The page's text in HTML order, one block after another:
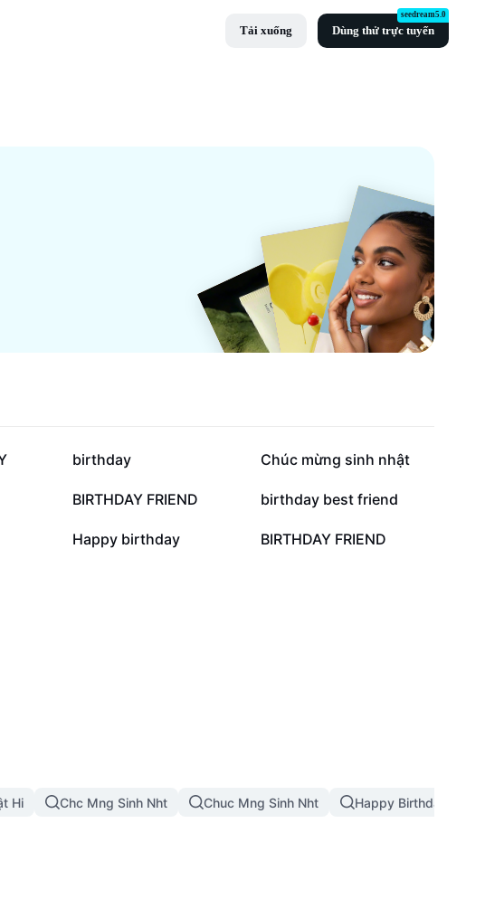
Tải xuống Dùng thử trực tuyến
seedream5.0
784,2 N
birthday 607,8 N
Chúc mừng sinh nhật
163,6 N
BIRTHDAY FRIEND 160,2 N
birthday best friend
14,7 N
Happy birthday 8,2 N
BIRTHDAY FRIEND
Hi Chc Mng Sinh Nht Chuc Mng Sinh Nht Happy Birthday Sinh